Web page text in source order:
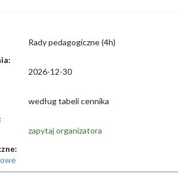
Rady pedagogiczne (4h)
2026-12-30
według tabeli cennika
zapytaj organizatora